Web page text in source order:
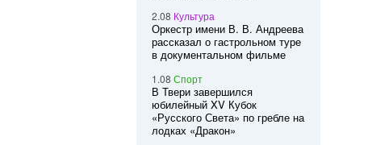
2.08 Культура
Оркестр имени В. В. Андреева
рассказал о гастрольном туре
в документальном фильме
1.08 Спорт
В Твери завершился
юбилейный XV Кубок
«Русского Света» по гребле на
лодках «Дракон»